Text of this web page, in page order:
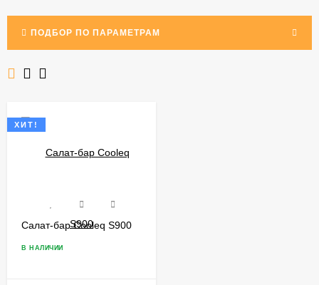
ПОДБОР ПО ПАРАМЕТРАМ
ХИТ!
Салат-бар Cooleq S900
В НАЛИЧИИ